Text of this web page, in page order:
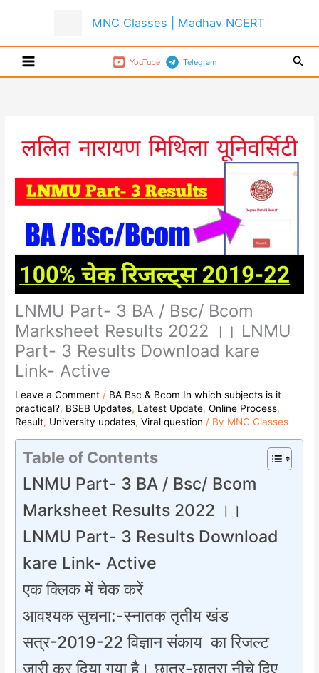
MNC Classes | Madhav NCERT
YouTube Telegram
LNMU Part- 3 BA / Bsc/ Bcom
Marksheet Results 2022 ।। LNMU
Part- 3 Results Download kare
Link- Active
Leave a Comment / BA Bsc & Bcom In which subjects is it
practical?, BSEB Updates, Latest Update,Online Process,
Result, University updates,Viral question / By MNC Classes
Table of Contents
LNMU Part- 3 BA / Bsc/ Bcom
Marksheet Results 2022 ।।
LNMU Part- 3 Results Download
kare Link- Active
एक क्लिक में चेक करें
आवश्यक सुचना:-स्नातक तृतीय खंड
सत्र-2019-22 विज्ञान संकाय का रिजल्ट
जारी कर दिया गया है। छात्र-छात्रा नीचे दिए